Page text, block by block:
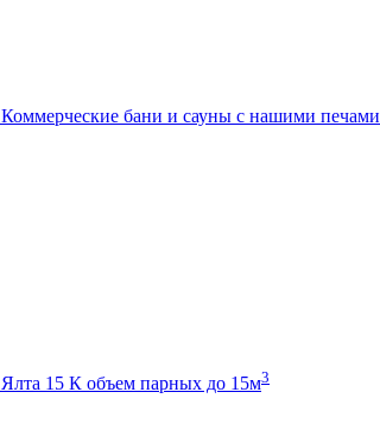
Коммерческие бани и сауны с нашими печами
Ялта 15 К объем парных до 15м3